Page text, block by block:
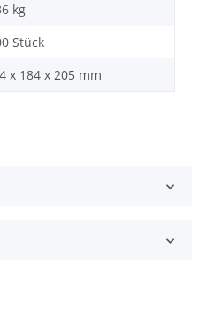
kg
Stück
x 184 x 205 mm